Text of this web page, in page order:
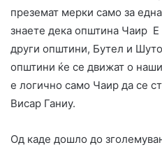
преземат мерки само за
знаете дека општина Чаир E
други општини, Бутел и
општини ќе се движат о
е логично само Чаир да се
Висар Ганиу.
Од каде дошло до